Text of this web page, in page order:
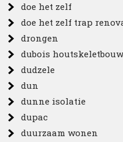
doe het zelf
doe het zelf trap
drongen
dubois
dudzele
dun
dunne isolatie
dupac
duurzaam wonen